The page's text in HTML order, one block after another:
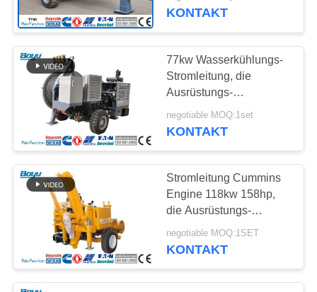
IN
VERBINDUNG
NACHRICHTEN
FORDERN
SIE EIN
ZITAT
SITEMAP
PRIVACY
POLICY
KONTAKT
77kw Wasserkühlungs-
Stromleitung, die
Ausrüstungs-
hydraulischen Kabel-
Spanner aufreiht
negotiable MOQ:1set
KONTAKT
Stromleitung Cummins
Engine 118kw 158hp,
die Ausrüstungs-
hydraulische
Abziehvorrichtung
negotiable MOQ:1SET
KONTAKT